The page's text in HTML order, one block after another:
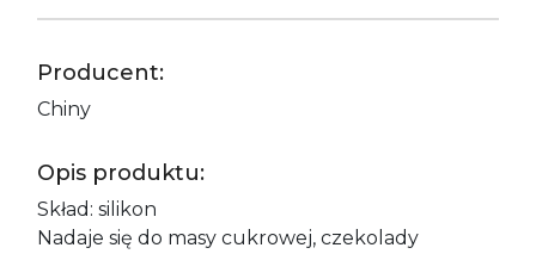
Producent:
Chiny
Opis produktu:
Skład: silikon
Nadaje się do masy cukrowej, czekolady